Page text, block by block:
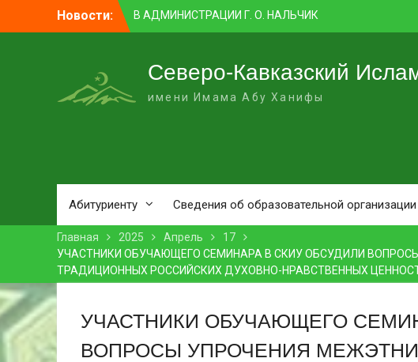
Новости:
ПРЕПОДАВАТЕЛЬ СКИУ ЗАНЯЛ ПЕРВОЕ
МЕСТО В НОМИНАЦИИ «ЛУЧШАЯ
В НАЛЬЧИКЕ СОСТОЯЛСЯ ПРЕМЬЕРНЫЙ
ПОКАЗ ФИЛЬМА «ОДИН ДЕНЬ
ОЖИДАНИЯ»
МЕЖКОНФЕССИОНАЛЬНЫХ
ОТНОШЕНИЙ
Северо-Кавказский
имени Имама Абу Ханифы
Абитуриенту Сведения об образовательной организации
Главная 2025 Апрель
17
УЧАСТНИКИ ОБУЧАЮЩЕГО СЕМИНАРА В СКИУ ОБСУДИЛИ
ТРАДИЦИОННЫХ РОССИЙСКИХ ДУХОВНО-НРАВСТВЕННЫХ
УЧАСТНИКИ ОБУЧАЮЩЕГО
ВОПРОСЫ УПРОЧЕНИЯ